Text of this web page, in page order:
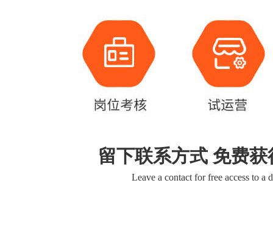
留下联系方式 免费
Leave a contact for free access to a